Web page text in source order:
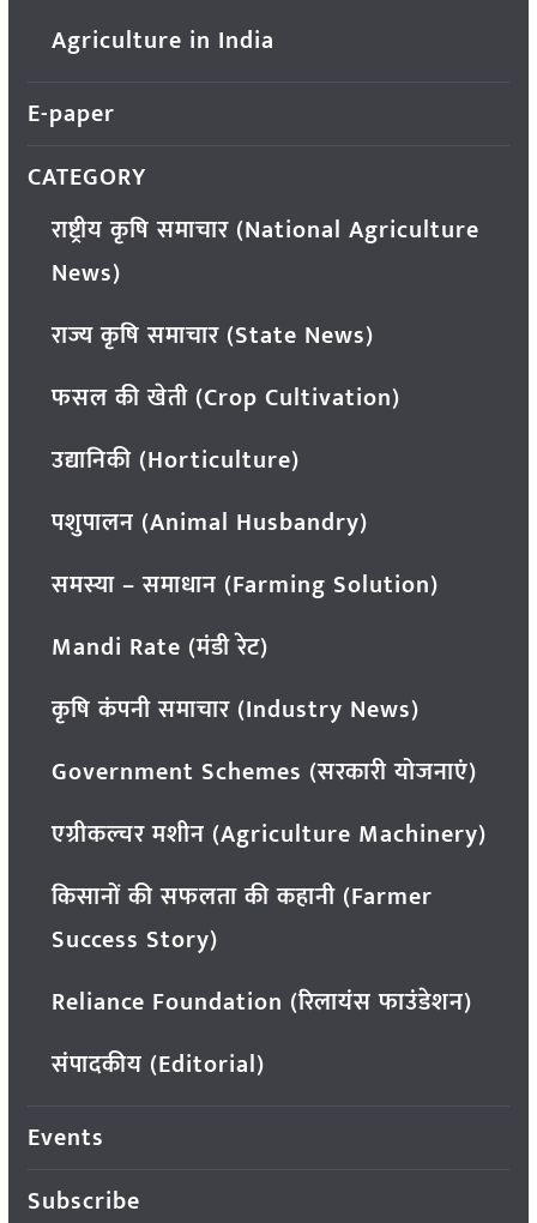
Agriculture in India
E-paper
CATEGORY
राष्ट्रीय कृषि समाचार (National Agriculture
News)
राज्य कृषि समाचार (State News)
फसल की खेती (Crop Cultivation)
उद्यानिकी (Horticulture)
पशुपालन (Animal Husbandry)
समस्या – समाधान (Farming Solution)
Mandi Rate (मंडी रेट)
कृषि कंपनी समाचार (Industry News)
Government Schemes (सरकारी योजनाएं)
एग्रीकल्चर मशीन (Agriculture Machinery)
किसानों की सफलता की कहानी (Farmer
Success Story)
Reliance Foundation (रिलायंस फाउंडेशन)
संपादकीय (Editorial)
Events
Subscribe